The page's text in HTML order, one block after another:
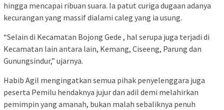
hingga mencapai ribuan suara. Ia patut curiga dugaan adanya
kecurangan yang massif dialami caleg yang ia usung.
“Selain di Kecamatan Bojong Gede , hal serupa juga terjadi di
Kecamatan lain antara lain, Kemang, Ciseeng, Parung dan
Gunungsindur,” ujarnya.
Habib Agil mengingatkan semua pihak penyelenggara juga
peserta Pemilu hendaknya jujur dan adil demi melahirkan
pemimpin yang amanah, bukan malah sebaliknya penuh